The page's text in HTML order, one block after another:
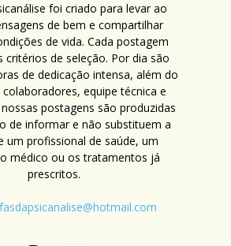
foi criado para levar ao
de bem e compartilhar
de vida. Cada postagem
critérios de seleção. Por dia são
de dedicação intensa, além do
equipe técnica e
postagens são produzidas
de informar e não substituem a
um profissional de saúde, um
médico ou os tratamentos já
prescritos.
fasdapsicanalise@hotmail.com